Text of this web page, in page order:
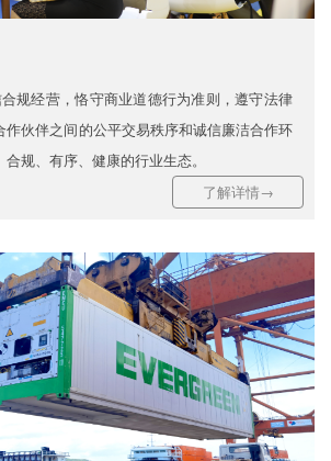
规经营，恪守商业道德行为准则，遵守法律
作伙伴之间的公平交易秩序和诚信廉洁合作环
规、有序、健康的行业生态。
了解详情→